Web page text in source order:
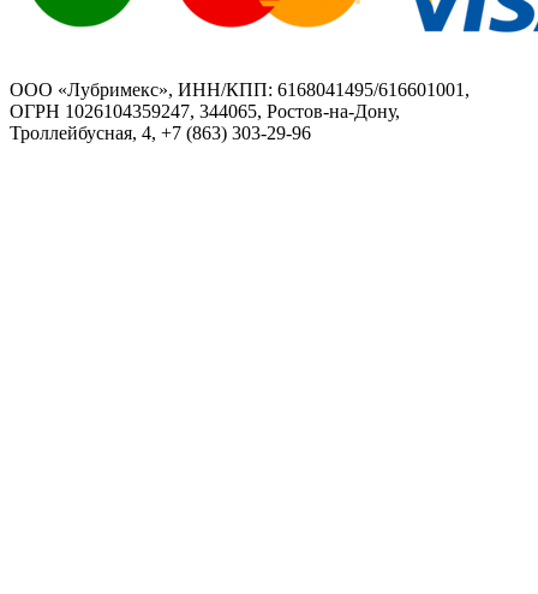
ООО «Лубримекс», ИНН/КПП: 6168041495/616601001,
ОГРН 1026104359247, 344065, Ростов-на-Дону,
Троллейбусная, 4, +7 (863) 303-29-96